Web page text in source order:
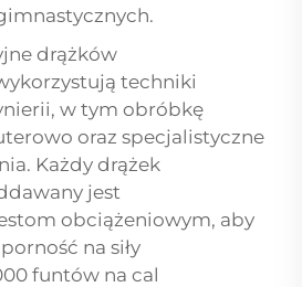
drążków
techniki
w tym obróbkę
oraz specjalistyczne
Każdy drążek
jest
obciążeniowym, aby
na siły
funtów na cal